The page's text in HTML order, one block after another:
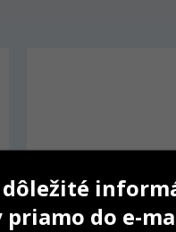
do e-